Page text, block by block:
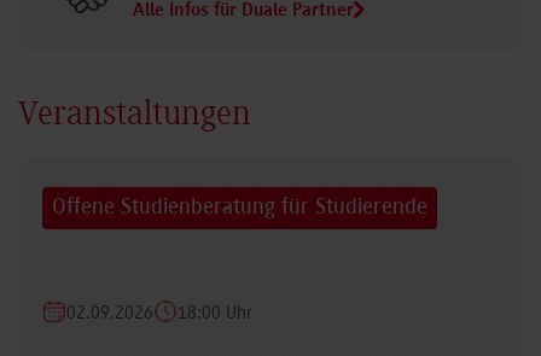
Alle Infos für Duale Partner
Veranstaltungen
Offene Studienberatung für Studierende
02.09.2026 18:00 Uhr